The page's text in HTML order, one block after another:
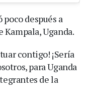
después a
Kampala, Uganda.
contigo! ¡Sería
para Uganda
de la